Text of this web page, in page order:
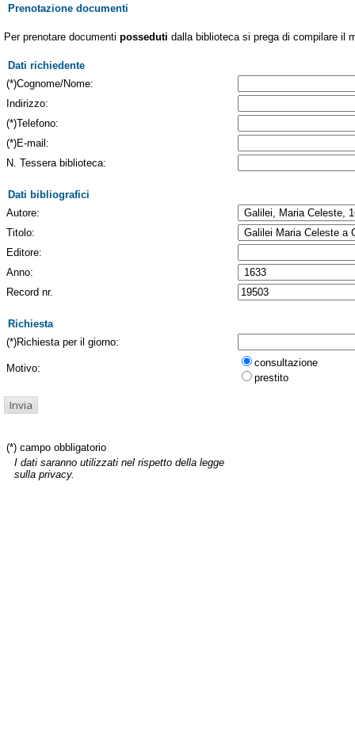
Prenotazione documenti
Per prenotare documenti posseduti dalla biblioteca si prega di compilare il
Dati richiedente
(*)Cognome/Nome:
Indirizzo:
(*)Telefono:
(*)E-mail:
N. Tessera biblioteca:
Dati bibliografici
Autore:
Titolo:
Editore:
Anno:
Record nr.
Richiesta
(*)Richiesta per il giorno:
Motivo:
consultazione
prestito
(*) campo obbligatorio
I dati saranno utilizzati nel rispetto della legge
sulla privacy.